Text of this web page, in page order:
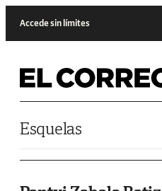
Accede sin límites
Esquelas